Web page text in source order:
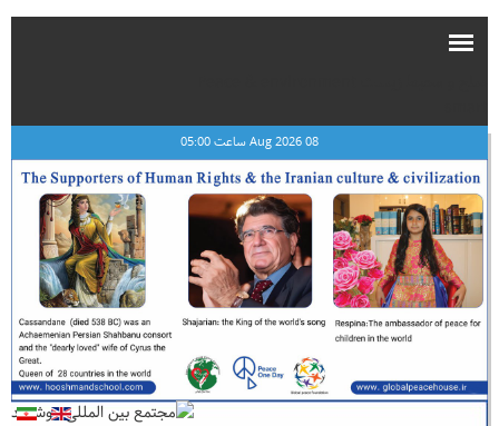
08 Aug 2026 ساعت 05:00